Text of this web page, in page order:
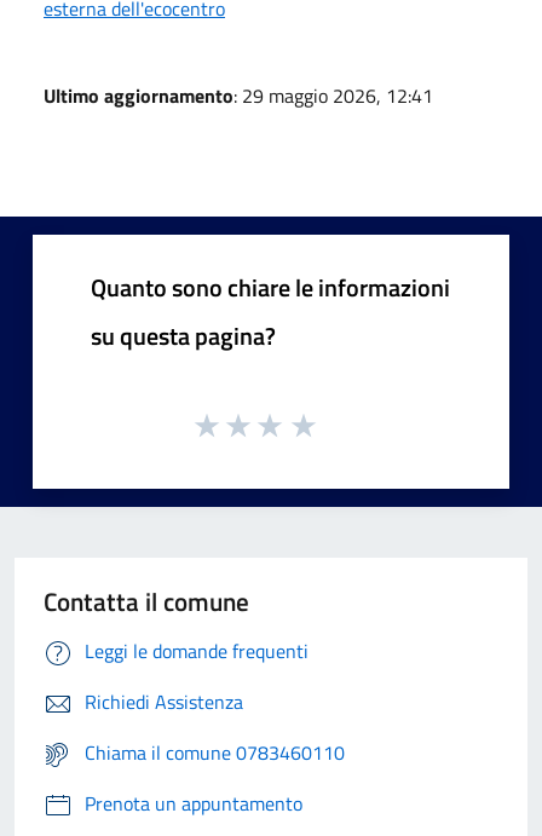
esterna dell'ecocentro
Ultimo aggiornamento: 29 maggio 2026, 12:41
Quanto sono chiare le informazioni
su questa pagina?
Contatta il comune
Leggi le domande frequenti
Richiedi Assistenza
Chiama il comune 0783460110
Prenota un appuntamento